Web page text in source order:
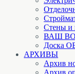
Стены и
ВАШ
Доска
АРХИВЫ
Архив
Архив